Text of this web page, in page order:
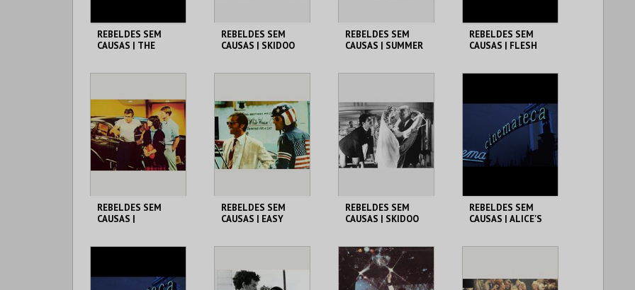
REBELDES SEM
CAUSAS | THE
MAIS INFO
COMPRAR
REBELDES SEM
CAUSAS | SKIDOO
MAIS INFO
COMPRAR
REBELDES SEM
CAUSAS | SUMMER
MAIS INFO
COMPRAR
REBELDES SEM
CAUSAS | FLESH
MAIS INFO
COMPRAR
REBELDES SEM
CAUSAS |
REBELDES SEM
CAUSAS | EASY
REBELDES SEM
CAUSAS | SKIDOO
CINEMATECA
REBELDES SEM
CAUSAS | ALICE'S